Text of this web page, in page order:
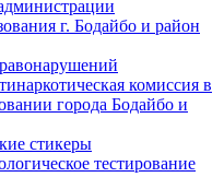
г. Бодайбо и район
комиссия в
города Бодайбо и
стикеры
тестирование